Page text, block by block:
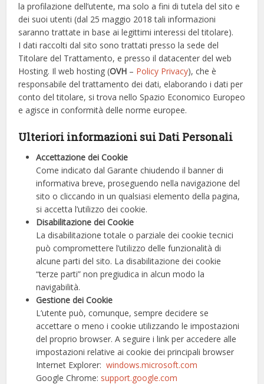
la profilazione dell’utente, ma solo a fini di tutela del sito e
dei suoi utenti (dal 25 maggio 2018 tali informazioni
saranno trattate in base ai legittimi interessi del titolare).
I dati raccolti dal sito sono trattati presso la sede del
Titolare del Trattamento, e presso il datacenter del web
Hosting. Il web hosting (OVH – Policy Privacy), che è
responsabile del trattamento dei dati, elaborando i dati per
conto del titolare, si trova nello Spazio Economico Europeo
e agisce in conformità delle norme europee.
Ulteriori informazioni sui Dati Personali
Accettazione dei Cookie
Come indicato dal Garante chiudendo il banner di
informativa breve, proseguendo nella navigazione del
sito o cliccando in un qualsiasi elemento della pagina,
si accetta l’utilizzo dei cookie.
Disabilitazione dei Cookie
La disabilitazione totale o parziale dei cookie tecnici
può compromettere l’utilizzo delle funzionalità di
alcune parti del sito. La disabilitazione dei cookie
“terze parti” non pregiudica in alcun modo la
navigabilità.
Gestione dei Cookie
L’utente può, comunque, sempre decidere se
accettare o meno i cookie utilizzando le impostazioni
del proprio browser. A seguire i link per accedere alle
impostazioni relative ai cookie dei principali browser
Internet Explorer: windows.microsoft.com
Google Chrome: support.google.com